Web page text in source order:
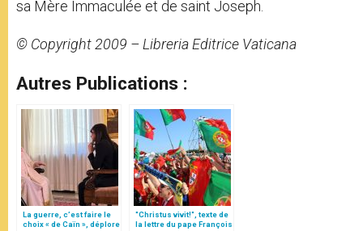
sa Mère Immaculée et de saint Joseph.
© Copyright 2009 – Libreria Editrice Vaticana
Autres Publications :
La guerre, c’est faire le
choix « de Caïn », déplore
"Christus vivit!", texte de
la lettre du pape François